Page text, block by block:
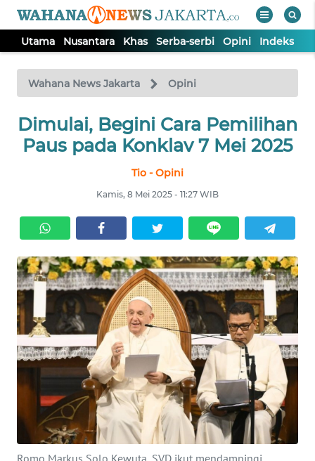
Utama Nusantara Khas Serba-serbi Opini Indeks
Wahana News Jakarta Opini
Dimulai, Begini Cara Pemilihan
Paus pada Konklav 7 Mei 2025
Tio - Opini
Kamis, 8 Mei 2025 - 11:27 WIB
TV
Tutup
UTAMA
SERBA-
SERBI
OPINI
Informasi
INDEKS
BERITA
KONTAK
KAMI